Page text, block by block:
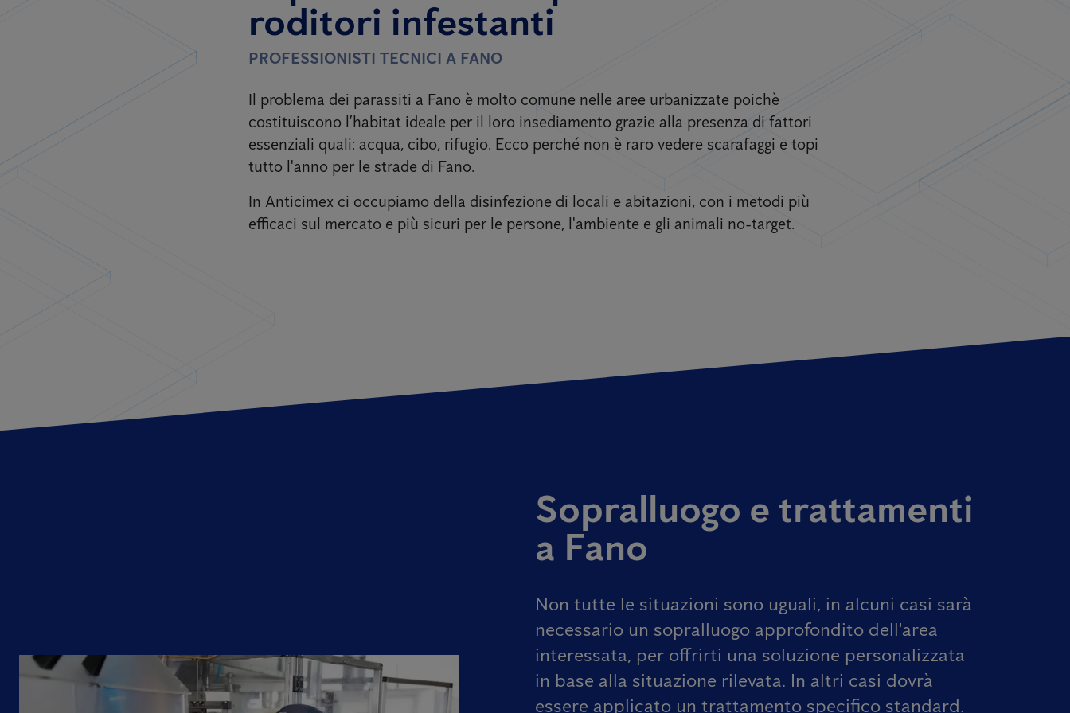
roditori infestanti
PROFESSIONISTI TECNICI A FANO
Il problema dei parassiti a Fano è molto comune nelle aree urbanizzate poichè
costituiscono l’habitat ideale per il loro insediamento grazie alla presenza di fattori
essenziali quali: acqua, cibo, rifugio. Ecco perché non è raro vedere scarafaggi e topi
tutto l'anno per le strade di Fano.
In Anticimex ci occupiamo della disinfezione di locali e abitazioni, con i metodi più
efficaci sul mercato e più sicuri per le persone, l'ambiente e gli animali no-target.
Sopralluogo e trattamenti
a Fano
Non tutte le situazioni sono uguali, in alcuni casi sarà
necessario un sopralluogo approfondito dell'area
interessata, per offrirti una soluzione personalizzata
in base alla situazione rilevata. In altri casi dovrà
essere applicato un trattamento specifico standard.